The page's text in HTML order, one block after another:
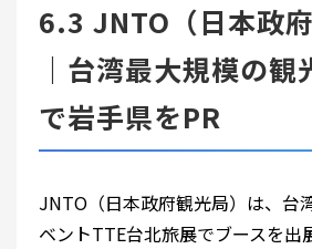
6.3 JNTO（日本政府
｜台湾最大規模の観
で岩手県をPR
JNTO（日本政府観光局）は、台
ベントTTE台北旅展でブースを出